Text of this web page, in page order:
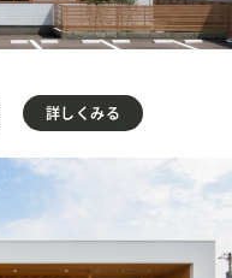
詳しくみる